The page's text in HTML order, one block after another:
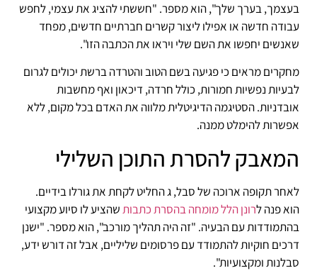
בעצמך, בערך שלך", הוא מספר. "חששתי להציג את עצמי, לחפש
עבודה חדשה או אפילו ליצור קשרים חברתיים חדשים, מפחד
שאנשים יחפשו את השם שלי ויראו את הכתבה הזו".
מחקרים מראים כי פגיעה בשם הטוב והטרדה ברשת יכולים לגרום
לבעיות נפשיות חמורות, כולל חרדה, דיכאון ואף מחשבות
אובדניות. הסטיגמה הדיגיטלית מלווה את האדם בכל מקום, ללא
אפשרות להימלט ממנה.
המאבק להסרת התוכן השלילי
לאחר תקופה ארוכה של סבל, ג החליט לקחת את גורלו בידיים.
הוא פנה לרונן הלל מומחה בהסרת כתבותשהציע לו סיוע מקצועי
בהתמודדות עם הבעיה. "זה היה תהליך מורכב", הוא מספר. "ישנן
דרכים חוקיות להתמודד עם פרסומים שליליים, אבל זה דורש ידע,
סבלנות ומקצועיות".